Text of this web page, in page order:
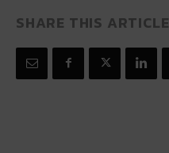
SHARE THIS ARTICLE